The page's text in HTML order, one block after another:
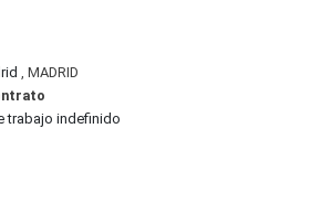
, MADRID
trabajo indefinido